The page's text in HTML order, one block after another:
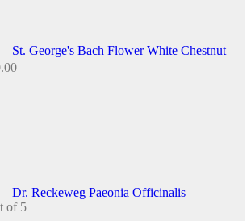
St. George's Bach Flower White Chestnut
Current
Dr. Reckeweg Paeonia Officinalis
of 5